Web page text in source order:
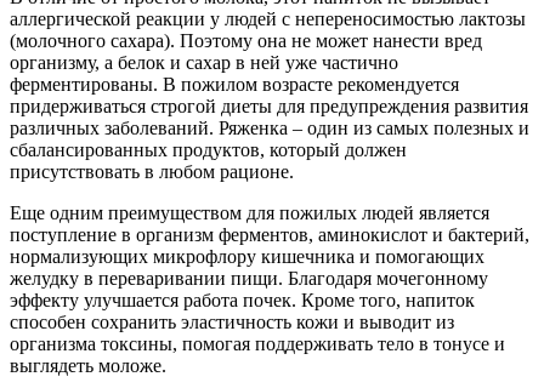
аллергической реакции у людей с непереносимостью лактозы
(молочного сахара). Поэтому она не может нанести вред
организму, а белок и сахар в ней уже частично
ферментированы. В пожилом возрасте рекомендуется
придерживаться строгой диеты для предупреждения развития
различных заболеваний. Ряженка – один из самых полезных и
сбалансированных продуктов, который должен
присутствовать в любом рационе.
Еще одним преимуществом для пожилых людей является
поступление в организм ферментов, аминокислот и бактерий,
нормализующих микрофлору кишечника и помогающих
желудку в переваривании пищи. Благодаря мочегонному
эффекту улучшается работа почек. Кроме того, напиток
способен сохранить эластичность кожи и выводит из
организма токсины, помогая поддерживать тело в тонусе и
выглядеть моложе.